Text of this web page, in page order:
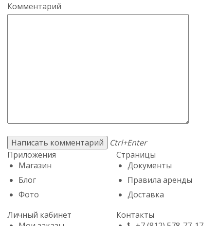
Комментарий
Ctrl+Enter
Приложения
Магазин
Блог
Фото
Страницы
Документы
Правила аренды
Доставка
Личный кабинет
Контакты